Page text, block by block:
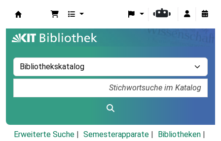
Erweiterte Suche Semesterapparate
Bibliotheken